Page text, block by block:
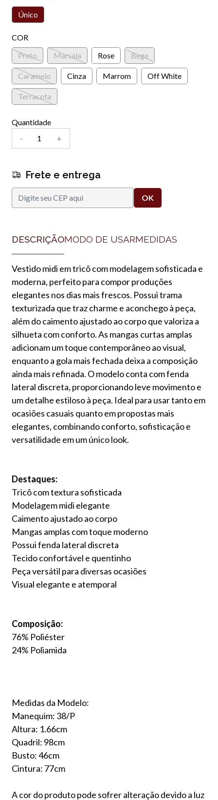
Único
COR
Preto
Marsala Rose Bege
Caramelo Cinza Marrom Off White
Terracota
Quantidade
-
+
Frete e entrega
DESCRIÇÃOMODO DE USARMEDIDAS
Vestido midi em tricô com modelagem sofisticada e
moderna, perfeito para compor produções
elegantes nos dias mais frescos. Possui trama
texturizada que traz charme e aconchego à peça,
além do caimento ajustado ao corpo que valoriza a
silhueta com conforto. As mangas curtas amplas
adicionam um toque contemporâneo ao visual,
enquanto a gola mais fechada deixa a composição
ainda mais refinada. O modelo conta com fenda
lateral discreta, proporcionando leve movimento e
um detalhe estiloso à peça. Ideal para usar tanto em
ocasiões casuais quanto em propostas mais
elegantes, combinando conforto, sofisticação e
versatilidade em um único look.
Destaques:
Tricô com textura sofisticada
Modelagem midi elegante
Caimento ajustado ao corpo
Mangas amplas com toque moderno
Possui fenda lateral discreta
Tecido confortável e quentinho
Peça versátil para diversas ocasiões
Visual elegante e atemporal
Composição:
76% Poliéster
24% Poliamida
Medidas da Modelo:
Manequim: 38/P
Altura: 1.66cm
Quadril: 98cm
Busto: 46cm
Cintura: 77cm
A cor do produto pode sofrer alteração devido a luz